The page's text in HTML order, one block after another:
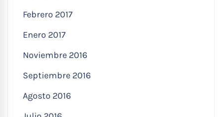
Febrero 2017
Enero 2017
Noviembre 2016
Septiembre 2016
Agosto 2016